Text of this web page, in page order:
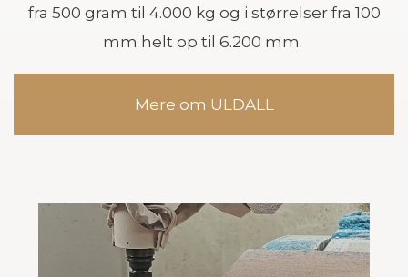
fra 500 gram til 4.000 kg og i størrelser fra 100
mm helt op til 6.200 mm.
Mere om ULDALL